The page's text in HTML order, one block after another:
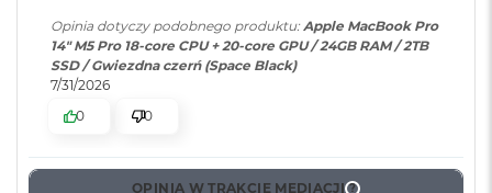
P
r
o
M
a
B
Ładowanie i rozbudowa
Gniazdo na kartę SDXC
Gniazdo słuchawkowe 3,5 mm
Materiał wykonania
Kolor obudowy: Srebrny
Opinia dotyczy podobnego produktu:Apple MacBook Pro
14" M5 Pro 18-core CPU + 20-core GPU / 24GB RAM / 2TB
SSD / Gwiezdna czerń (Space Black)
7/31/2026
0
0
OPINIA W TRAKCIE MEDIACJI ?